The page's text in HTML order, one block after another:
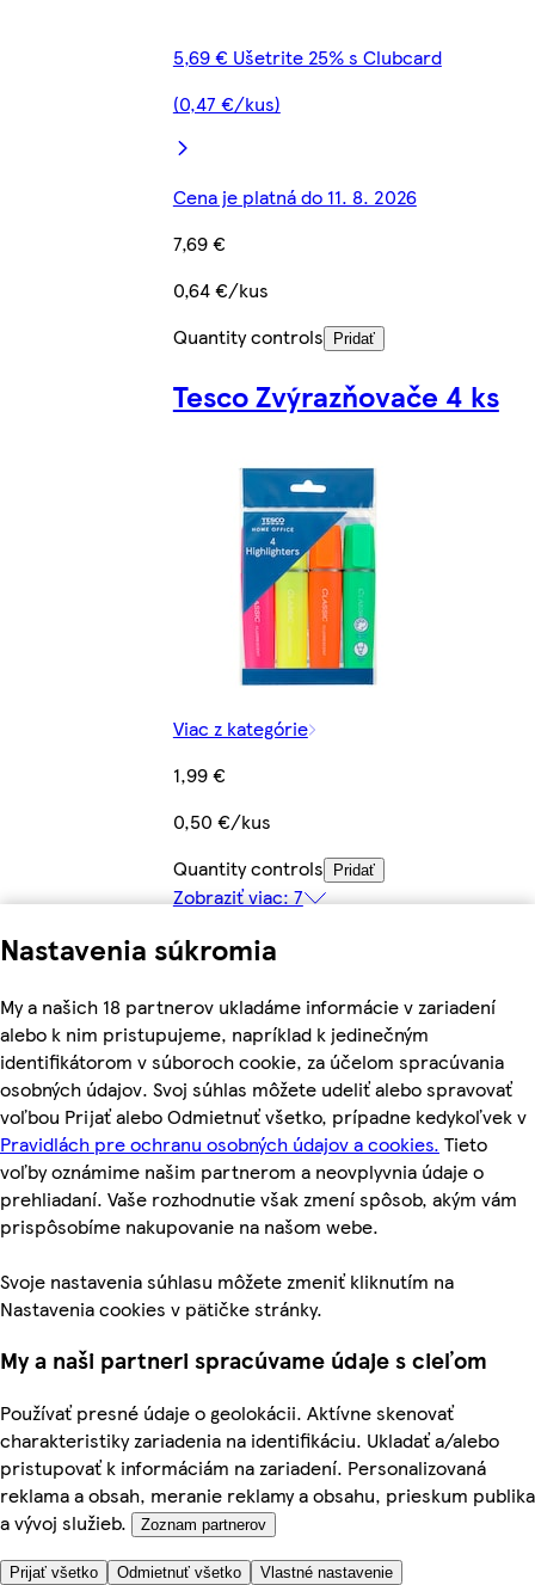
Nastavenia súkromia
My a našich 18 partnerov ukladáme informácie v zariadení
alebo k nim pristupujeme, napríklad k jedinečným
identifikátorom v súboroch cookie, za účelom spracúvania
osobných údajov. Svoj súhlas môžete udeliť alebo spravovať
voľbou Prijať alebo Odmietnuť všetko, prípadne kedykoľvek v
Pravidlách pre ochranu osobných údajov a cookies. Tieto
voľby oznámime našim partnerom a neovplyvnia údaje o
prehliadaní. Vaše rozhodnutie však zmení spôsob, akým vám
prispôsobíme nakupovanie na našom webe.
Svoje nastavenia súhlasu môžete zmeniť kliknutím na
Nastavenia cookies v pätičke stránky.
My a naši partneri spracúvame údaje s cieľom
Používať presné údaje o geolokácii. Aktívne skenovať
charakteristiky zariadenia na identifikáciu. Ukladať a/alebo
pristupovať k informáciám na zariadení. Personalizovaná
reklama a obsah, meranie reklamy a obsahu, prieskum publika
a vývoj služieb.
Zoznam partnerov
Prijať všetko Odmietnuť všetko Vlastné nastavenie
5,69 € Ušetrite 25% s Clubcard
(0,47 €/kus)
Cena je platná do 11. 8. 2026
7,69 €
0,64 €/kus
Quantity controls
Pridať
Tesco Zvýrazňovače 4 ks
Viac z kategórie
1,99 €
0,50 €/kus
Quantity controls
Pridať
Zobraziť viac: 7